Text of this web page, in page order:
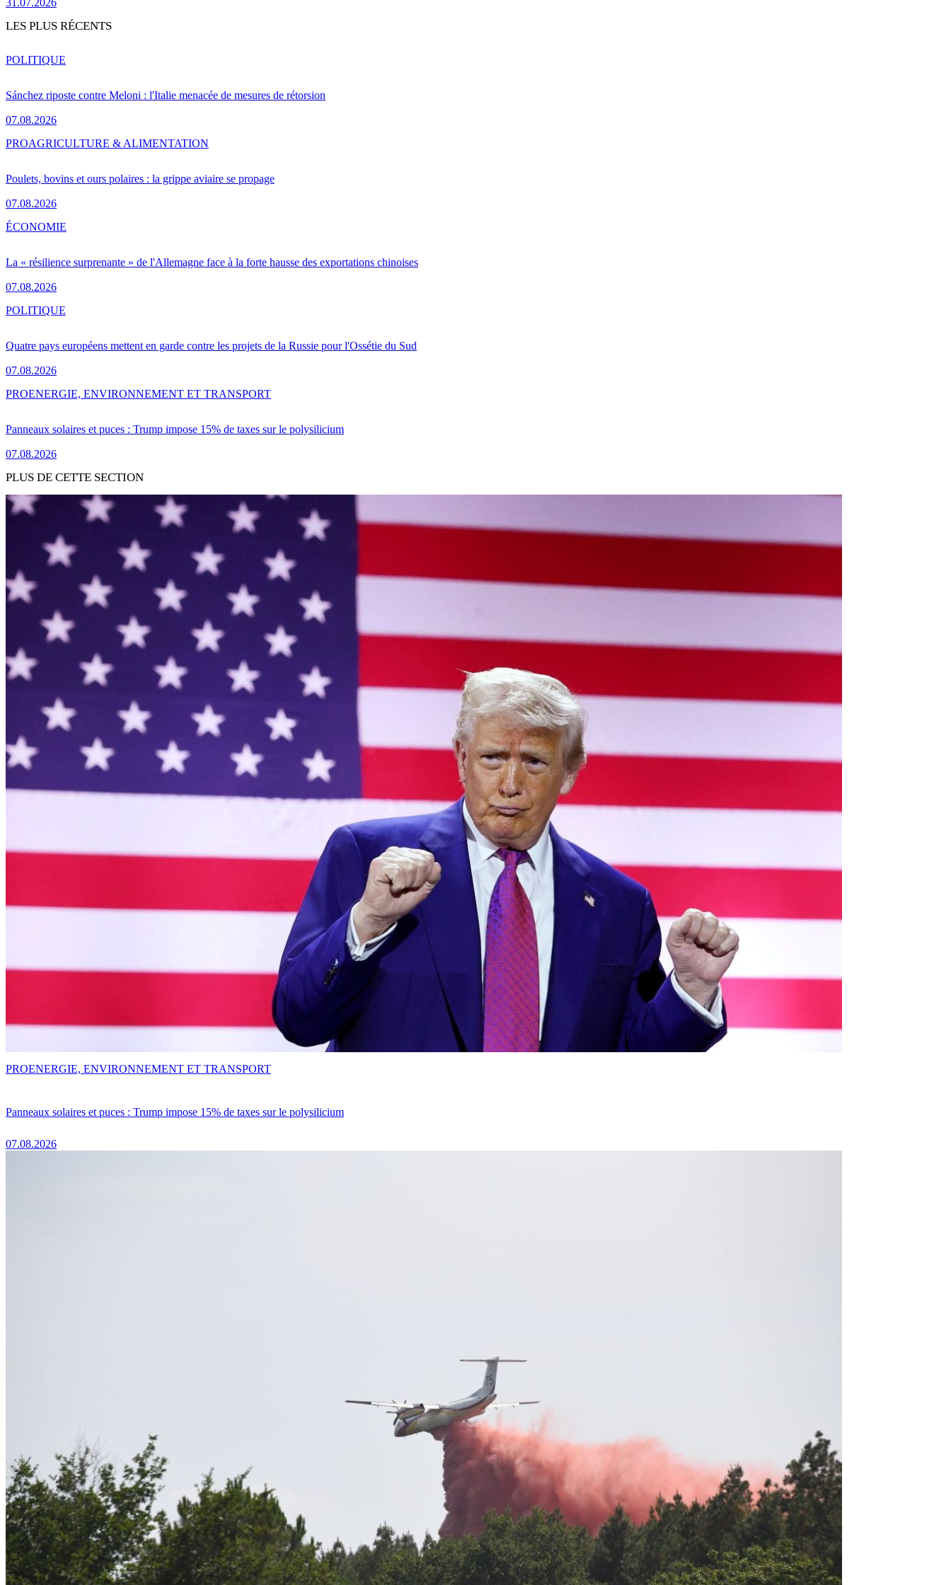
LES PLUS RÉCENTS
Sánchez riposte contre Meloni : l'Italie menacée de mesures de rétorsion
07.08.2026
POLITIQUE
Poulets, bovins et ours polaires : la grippe aviaire se propage
07.08.2026
PROAGRICULTURE & ALIMENTATION
La « résilience surprenante » de l'Allemagne face à la forte hausse des exportations chinoises
07.08.2026
ÉCONOMIE
Quatre pays européens mettent en garde contre les projets de la Russie pour l'Ossétie du Sud
07.08.2026
POLITIQUE
Panneaux solaires et puces : Trump impose 15% de taxes sur le polysilicium
07.08.2026
PROENERGIE, ENVIRONNEMENT ET TRANSPORT
PLUS DE CETTE SECTION
Panneaux solaires et puces : Trump impose 15% de taxes sur le polysilicium
07.08.2026
PROENERGIE, ENVIRONNEMENT ET TRANSPORT